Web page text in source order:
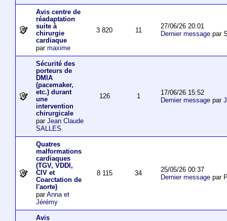
Avis centre de
réadaptation
suite à
chirurgie
cardiaque
par maxime
3 820 11
27/06/26 20:01
Dernier messagepar
Sécurité des
porteurs de
DMIA
(pacemaker,
etc.) durant
une
intervention
chirurgicale
par Jean Claude
SALLES
126 1
17/06/26 15:52
Dernier messagepar
Quatres
malformations
cardiaques
(TGV, VDDI,
CIV et
Coarctation de
l'aorte)
parAnna et
Jérémy
8 115 34
25/05/26 00:37
Dernier messagepar
Avis